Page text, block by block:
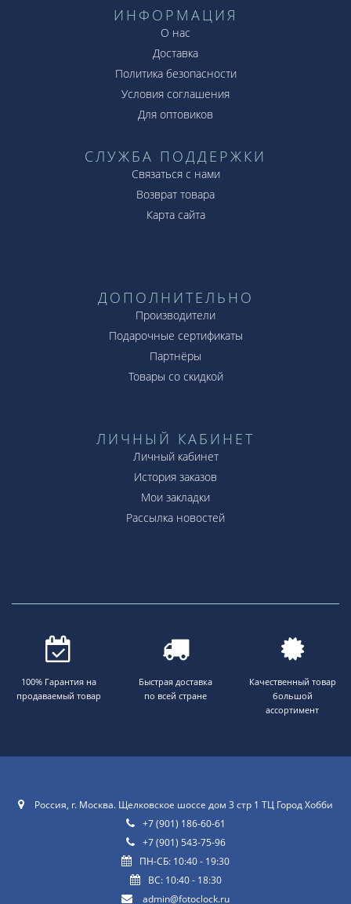
ИНФОРМАЦИЯ
О нас
Доставка
Политика безопасности
Условия соглашения
Для оптовиков
СЛУЖБА ПОДДЕРЖКИ
Связаться с нами
Возврат товара
Карта сайта
ДОПОЛНИТЕЛЬНО
Производители
Подарочные сертификаты
Партнёры
Товары со скидкой
ЛИЧНЫЙ КАБИНЕТ
Личный кабинет
История заказов
Мои закладки
Рассылка новостей
100% Гарантия на
продаваемый товар
Быстрая доставка
по всей стране
Качественный товар
большой
ассортимент
Россия, г. Москва. Щелковское шоссе дом 3 стр 1 ТЦ Город Хобби
+7 (901) 186-60-61
+7 (901) 543-75-96
ПН-СБ: 10:40 - 19:30
ВС: 10:40 - 18:30
admin@fotoclock.ru